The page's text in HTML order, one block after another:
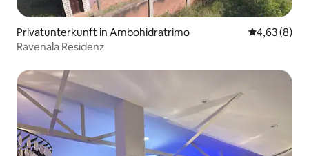
Privatunterkunft in Ambohidratrimo
4,63 (8)
Ravenala Residenz